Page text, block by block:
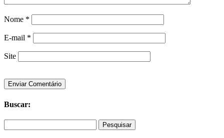
Nome *
E-mail *
Site
Buscar:
por: